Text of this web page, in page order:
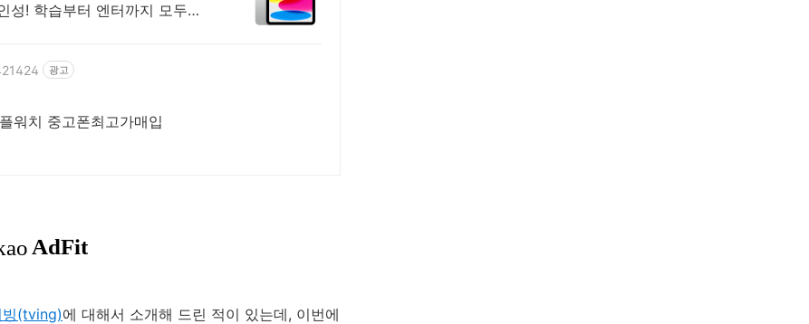
성! 학습부터 엔터까지 모두가
광고
워치 중고폰최고가매입
빙(tving)에 대해서 소개해 드린 적이 있는데, 이번에